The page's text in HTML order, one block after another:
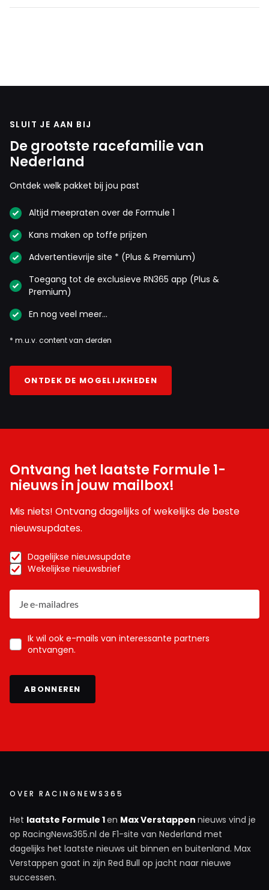
SLUIT JE AAN BIJ
De grootste racefamilie van
Nederland
Ontdek welk pakket bij jou past
Altijd meepraten over de Formule 1
Kans maken op toffe prijzen
Advertentievrije site * (Plus & Premium)
Toegang tot de exclusieve RN365 app (Plus &
Premium)
En nog veel meer…
* m.u.v. content van derden
ONTDEK DE MOGELIJKHEDEN
Ontvang het laatste Formule 1-
nieuws in jouw mailbox!
Mis niets! Ontvang dagelijks of wekelijks de beste
nieuwsupdates.
Dagelijkse nieuwsupdate
Wekelijkse nieuwsbrief
Ik wil ook e-mails van interessante partners
ontvangen.
ABONNEREN
OVER RACINGNEWS365
Het laatste Formule 1en Max Verstappen nieuws vind je
op RacingNews365.nl de F1-site van Nederland met
dagelijks het laatste nieuws uit binnen en buitenland. Max
Verstappen gaat in zijn Red Bull op jacht naar nieuwe
successen.